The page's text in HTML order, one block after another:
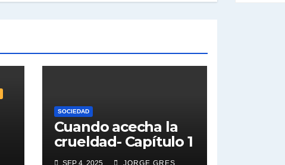
SOCIEDAD
Cuando acecha la
crueldad- Capítulo 1